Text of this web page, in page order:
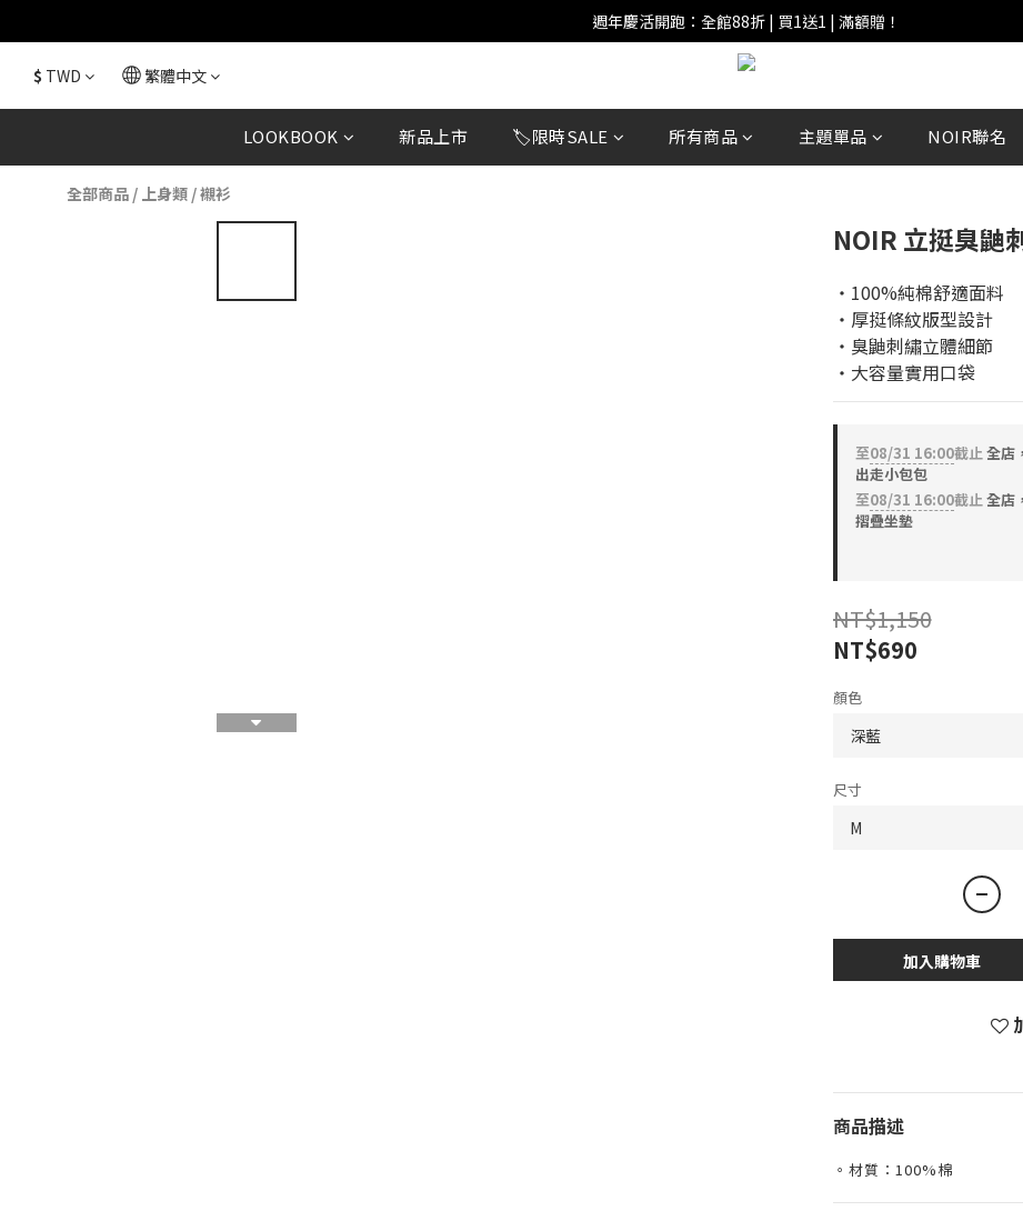
週年慶活開跑：全館88折 | 買1送1 | 滿額贈！
週年慶活開跑：全館88折 | 買1送1 | 滿額贈！
全館滿 $999 即享免運費！
週年慶活開跑：全館88折 | 買1送1 | 滿額贈！
$ TWD 繁體中文
LOOKBOOK 新品上市 🏷️限時SALE 所有商品 主題單品 NOIR聯名
全部商品 / 上身類 /襯衫
NOIR 立挺臭鼬
‧100%純棉舒適面料
‧厚挺條紋版型設計
‧臭鼬刺繡立體細節
‧大容量實用口袋
至08/31 16:00截止全店
出走小包包
至08/31 16:00截止全店
摺疊坐墊
NT$1,150
NT$690
顏色
尺寸
加入購物車
商品描述
。材質：100%棉